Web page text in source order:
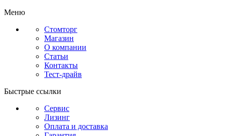
Меню
Стомторг
Магазин
О компании
Статьи
Контакты
Тест-драйв
Быстрые ссылки
Сервис
Лизинг
Оплата и доставка